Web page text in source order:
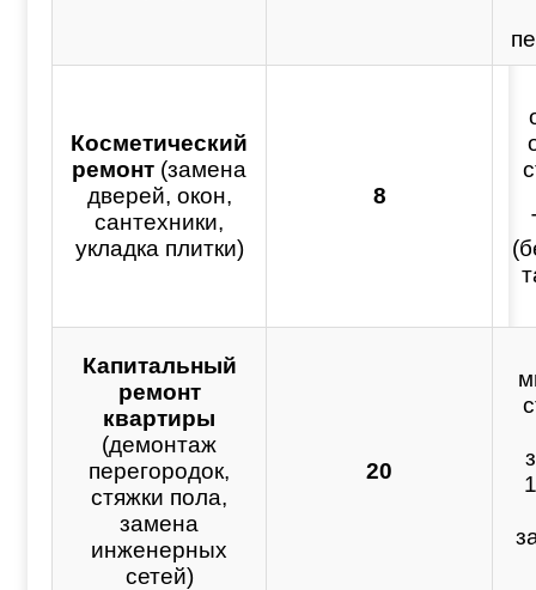
Косметический
ремонт (замена
дверей, окон,
сантехники,
укладка плитки)
8
Капитальный
ремонт
квартиры
(демонтаж
перегородок,
стяжки пола,
замена
инженерных
сетей)
20